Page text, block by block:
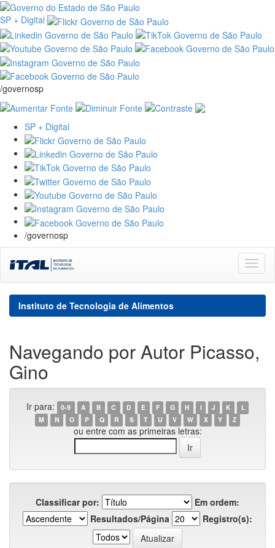
SP + Digital
/governosp
SP + Digital
/governosp
navigation
Instituto de Tecnologia de Alimentos
Navegando por Autor Picasso,
Gino
Ir para: 0-9 A B C D E F G H I J K
L
M
N O P Q R S T U V W X Y Z
ou entre com as primeiras letras:
Classificar por:
Em ordem:
Resultados/Página
Registro(s):